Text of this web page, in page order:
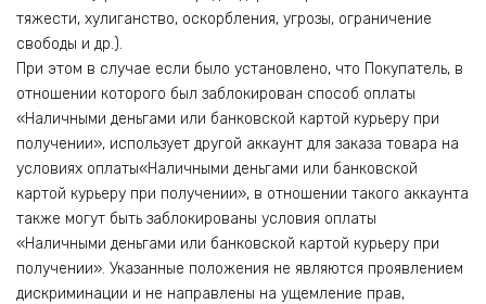
тяжести, хулиганство, оскорбления, угрозы, ограничение
свободы и др.).
При этом в случае если было установлено, что Покупатель, в
отношении которого был заблокирован способ оплаты
«Наличными деньгами или банковской картой курьеру при
получении», использует другой аккаунт для заказа товара на
условиях оплаты«Наличными деньгами или банковской
картой курьеру при получении», в отношении такого аккаунта
также могут быть заблокированы условия оплаты
«Наличными деньгами или банковской картой курьеру при
получении». Указанные положения не являются проявлением
дискриминации и не направлены на ущемление прав,